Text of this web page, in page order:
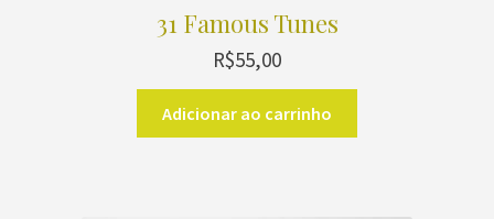
31 Famous Tunes
R$55,00
Adicionar ao carrinho